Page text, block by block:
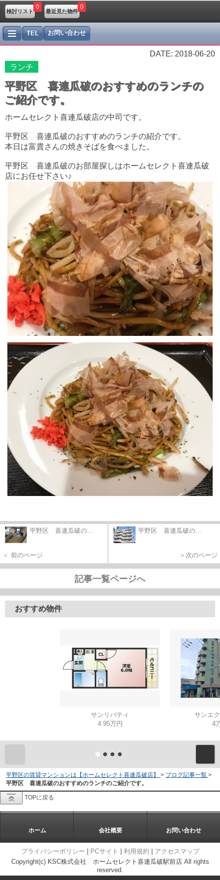
検討リスト
0
最近見た物件
0
TEL お問い合わせ
DATE: 2018-06-20
ランチ
平野区 喜連瓜破のおすすめのランチの
ご紹介です。
ホームセレクト喜連瓜破店の中司です。
平野区 喜連瓜破のおすすめのランチの紹介です。
本日は富貴さんの焼きそばを食べました。
平野区 喜連瓜破のお部屋探しはホームセレクト喜連瓜破
店にお任せ下さい♪
平野区 喜連瓜破の...
＜ 前のページ
平野区 喜連瓜破の...
＞次のページ
記事一覧ページへ
おすすめ物件
サンリバティ
4.95万円
サンエ
4
平野区の賃貸マンションは【ホームセレクト喜連瓜破店】 > ブログ記事一覧 >
平野区 喜連瓜破のおすすめのランチのご紹介です。
TOPに戻る
ホーム 会社概要 お問い合わせ
プライバシーポリシー PCサイト 利用規約
アクセスマップ
Copyright(c) KSC株式会社 ホームセレクト喜連瓜破駅前店 All rights
reserved.